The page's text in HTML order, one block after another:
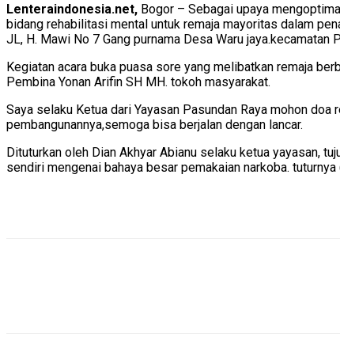
Lenteraindonesia.net, Bogor – Sebagai upaya
bidang rehabilitasi mental untuk remaja mayoritas dalam
JL, H. Mawi No 7 Gang purnama Desa Waru
Kegiatan acara buka puasa sore yang melibatkan remaja
Pembina Yonan Arifin SH MH. tokoh masyarakat.
Saya selaku Ketua dari Yayasan Pasundan Raya mohon
pembangunannya,semoga bisa berjalan dengan lancar.
Dituturkan oleh Dian Akhyar Abianu selaku ketua yayasan,
sendiri mengenai bahaya besar pemakaian narkoba. tuturnya